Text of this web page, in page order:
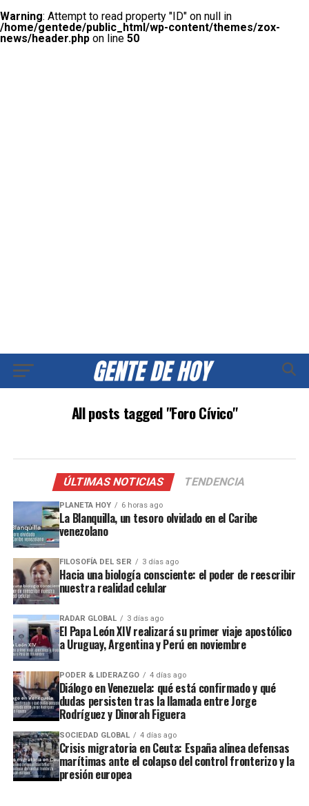
Warning: Attempt to read property "ID" on null in
/home/gentede/public_html/wp-content/themes/zox-
news/header.php on line 50
All posts tagged "Foro Cívico"
ÚLTIMAS NOTICIAS TENDENCIA
PLANETA HOY 6 horas ago
La Blanquilla, un tesoro olvidado en el Caribe
venezolano
FILOSOFÍA DEL SER 3 días ago
Hacia una biología consciente: el poder de reescribir
nuestra realidad celular
RADAR GLOBAL 3 días ago
El Papa León XIV realizará su primer viaje apostólico
a Uruguay, Argentina y Perú en noviembre
PODER & LIDERAZGO 4 días ago
Diálogo en Venezuela: qué está confirmado y qué
dudas persisten tras la llamada entre Jorge
Rodríguez y Dinorah Figuera
SOCIEDAD GLOBAL 4 días ago
Crisis migratoria en Ceuta: España alinea defensas
marítimas ante el colapso del control fronterizo y la
presión europea